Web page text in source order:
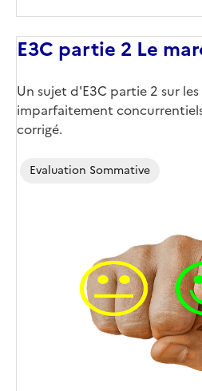
E3C partie 2 Le
Un sujet d'E3C partie 2 sur
imparfaitement
corrigé.
Evaluation Sommative